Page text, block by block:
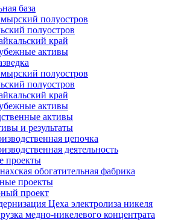
база
полуостров
полуостров
край
активы
полуостров
полуостров
край
активы
активы
и результаты
цепочка
деятельность
проекты
обогатительная фабрика
проекты
проект
Цеха электролиза никеля
медно-никелевого концентрата